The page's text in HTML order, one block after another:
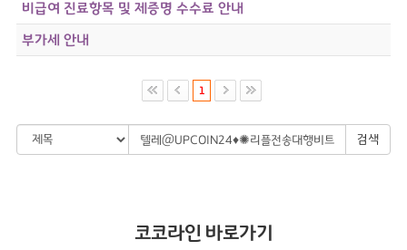
비급여 진료항목 및 제증명 수수료 안내
부가세 안내
1
검색
코코라인 바로가기